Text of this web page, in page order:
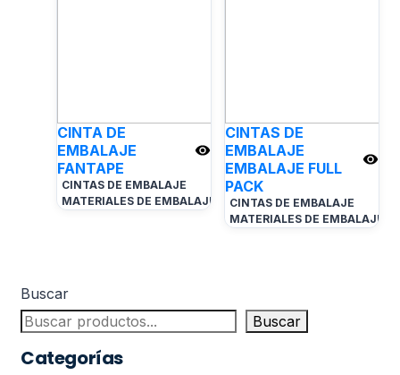
CINTA DE
EMBALAJE
FANTAPE
CINTAS DE EMBALAJE
MATERIALES DE EMBALAJE
CINTAS DE
EMBALAJE
EMBALAJE FULL
PACK
CINTAS DE EMBALAJE
MATERIALES DE EMBALAJE
Buscar
Buscar
Categorías